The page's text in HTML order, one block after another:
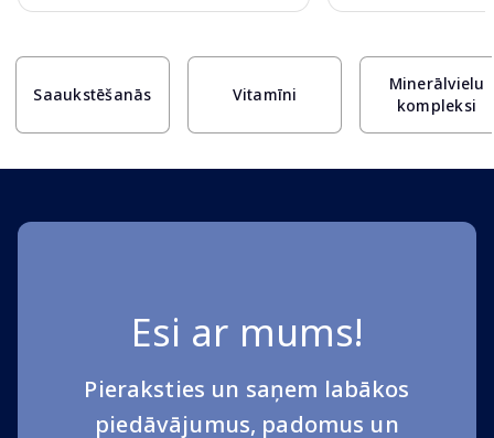
Saaukstēšanās Vitamīni
Minerālvielu
kompleksi
Esi ar mums!
Pieraksties un saņem labākos
piedāvājumus, padomus un